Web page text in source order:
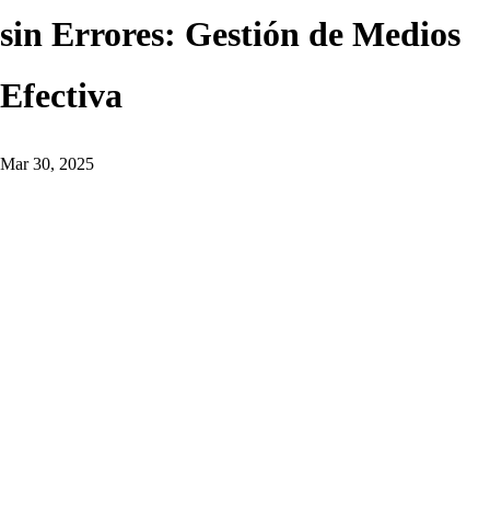
sin Errores: Gestión de Medios
Efectiva
Mar 30, 2025